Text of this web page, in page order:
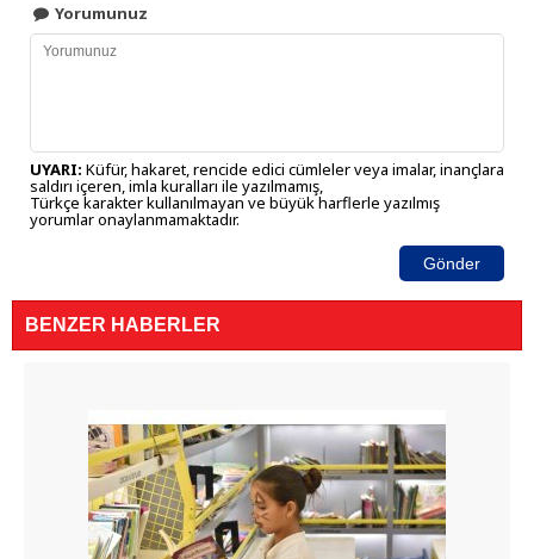
Yorumunuz
UYARI: Küfür, hakaret, rencide edici cümleler veya imalar, inançlara
saldırı içeren, imla kuralları ile yazılmamış,
Türkçe karakter kullanılmayan ve büyük harflerle yazılmış
yorumlar onaylanmamaktadır.
Gönder
BENZER HABERLER